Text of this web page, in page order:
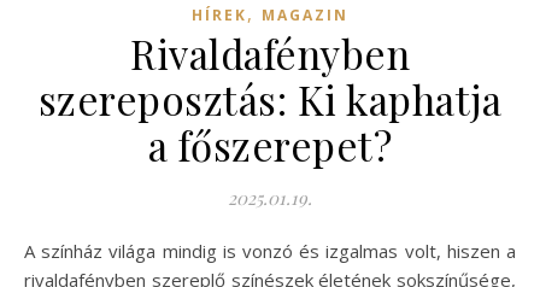
HÍREK, MAGAZIN
Rivaldafényben
szereposztás: Ki kaphatja
a főszerepet?
2025.01.19.
A színház világa mindig is vonzó és izgalmas volt, hiszen a
rivaldafényben szereplő színészek életének sokszínűsége,